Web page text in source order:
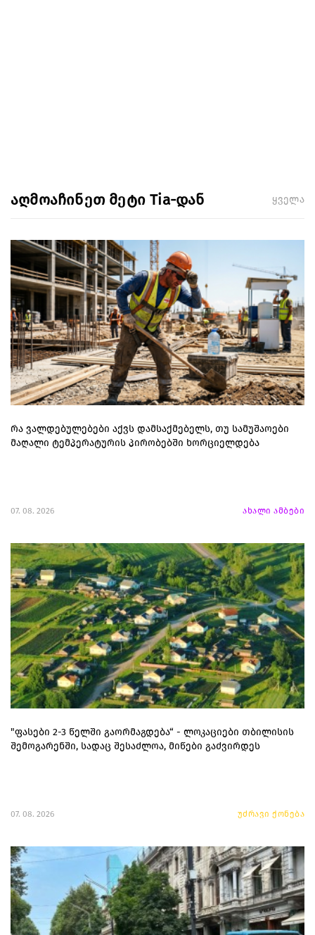
აღმოაჩინეთ მეტი Tia-დან ყველა
რა ვალდებულებები აქვს დამსაქმებელს, თუ სამუშაოები
მაღალი ტემპერატურის პირობებში ხორციელდება
07. 08. 2026 ახალი ამბები
"ფასები 2-3 წელში გაორმაგდება“ - ლოკაციები თბილისის
შემოგარენში, სადაც შესაძლოა, მიწები გაძვირდეს
07. 08. 2026 უძრავი ქონება